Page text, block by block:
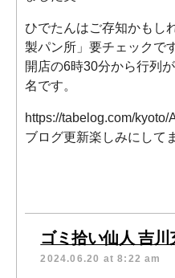
ひでたんはご存知かもし
製パン所」要チェックです
開店の6時30分から行列
名です。
https://tabelog.com/
ブログ更新楽しみにして
ゴミ拾い仙人 吉川
2024.06.20 at 8:22 am